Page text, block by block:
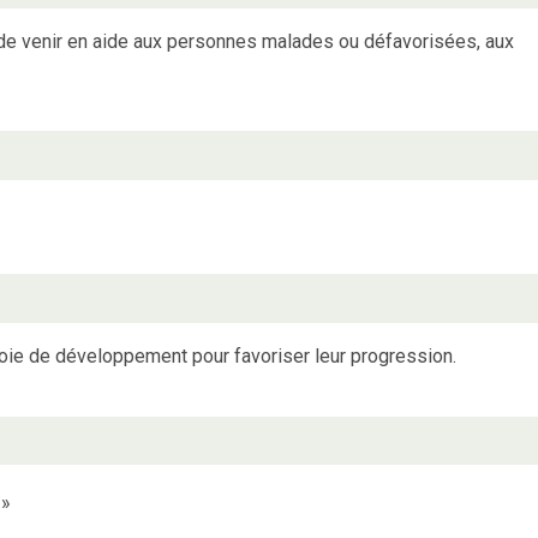
venir en aide aux personnes malades ou défavorisées, aux
de développement pour favoriser leur progression.